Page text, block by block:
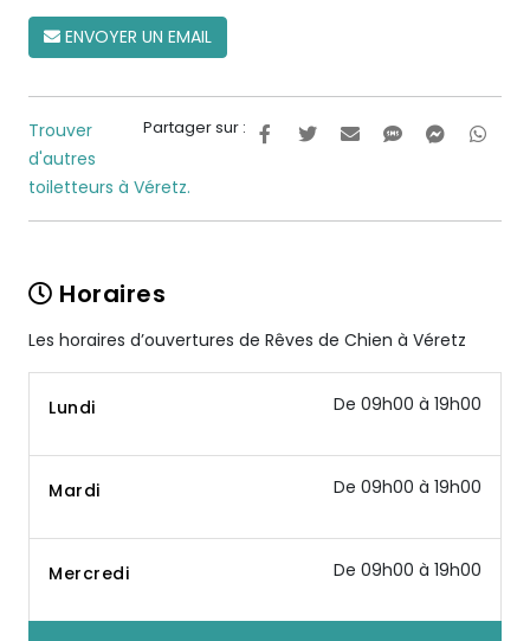
ENVOYER UN EMAIL
Partager sur :
Trouver
d'autres
toiletteurs à Véretz.
Horaires
Les horaires d’ouvertures de Rêves de Chien à Véretz
Lundi De 09h00 à 19h00
Mardi De 09h00 à 19h00
Mercredi De 09h00 à 19h00